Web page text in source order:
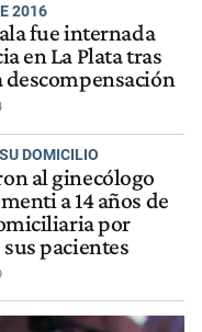
2016
fue internada
en La Plata tras
DOMICILIO
al ginecólogo
a 14 años de
por
pacientes